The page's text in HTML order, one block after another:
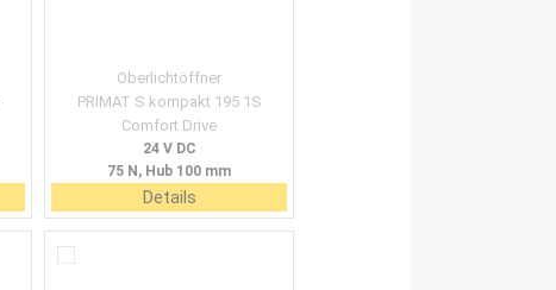
Oberlichtöffner
PRIMAT S kompakt 195 1S
Comfort Drive
24 V DC
75 N, Hub 100 mm
Details